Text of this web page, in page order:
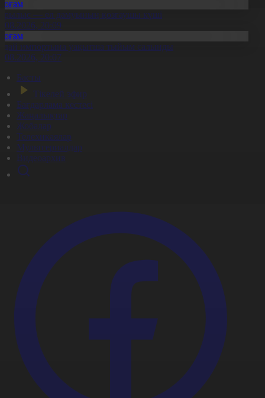
— ел дамуының қозғаушы күші
20:09
импортына уақытша тыйым салынды
20:07
Басты
Тікелей эфир
Бағдарлама кестесі
Жаңалықтар
Жобалар
Телехикаялар
Мультсериалдар
Видеоархив